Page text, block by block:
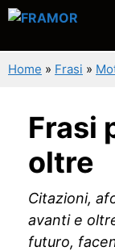
Vai
contenuto
Home » Frasi »
Frasi
oltre
Citazioni,
avanti e
futuro,